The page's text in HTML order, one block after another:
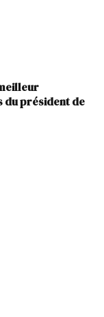
du président de